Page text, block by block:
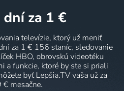
dní za 1 €
televízie, ktorý už meniť
za 1 € 156 staníc, sledovanie
HBO, obrovskú videotéku
a funkcie, ktoré by ste si priali
byť Lepšia.TV vaša už za
€ mesačne.